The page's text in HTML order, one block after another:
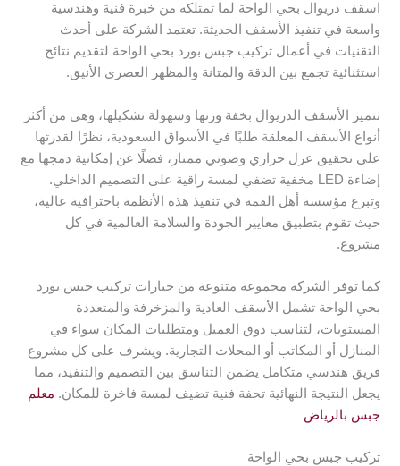
اسقف دريوال بحي الواحة لما تمتلكه من خبرة فنية وهندسية
واسعة في تنفيذ الأسقف الحديثة. تعتمد الشركة على أحدث
التقنيات في أعمال تركيب جبس بورد بحي الواحة لتقديم نتائج
استثنائية تجمع بين الدقة والمتانة والمظهر العصري الأنيق.
تتميز الأسقف الدريوال بخفة وزنها وسهولة تشكيلها، وهي من أكثر
أنواع الأسقف المعلقة طلبًا في الأسواق السعودية، نظرًا لقدرتها
على تحقيق عزل حراري وصوتي ممتاز، فضلًا عن إمكانية دمجها مع
إضاءة LED مخفية تضفي لمسة راقية على التصميم الداخلي.
وتبرع مؤسسة أهل القمة في تنفيذ هذه الأنظمة باحترافية عالية،
حيث تقوم بتطبيق معايير الجودة والسلامة العالمية في كل
مشروع.
كما توفر الشركة مجموعة متنوعة من خيارات تركيب جبس بورد
بحي الواحة تشمل الأسقف العادية والمزخرفة والمتعددة
المستويات، لتناسب ذوق العميل ومتطلبات المكان سواء في
المنازل أو المكاتب أو المحلات التجارية. ويشرف على كل مشروع
فريق هندسي متكامل يضمن التناسق بين التصميم والتنفيذ، مما
يجعل النتيجة النهائية تحفة فنية تضيف لمسة فاخرة للمكان. معلم
جبس بالرياض
تركيب جبس بحي الواحة